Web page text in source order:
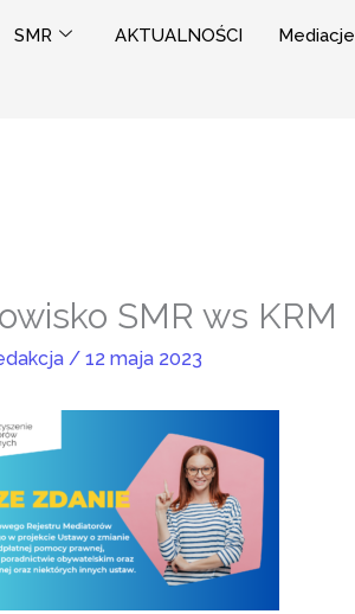
SMR AKTUALNOŚCI Mediacje
SMR ws KRM
/ 12 maja 2023